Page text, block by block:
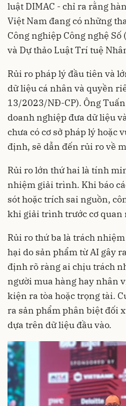
luật DIMAC - chỉ ra rằng
Việt Nam đang có những
Công nghiệp Công nghệ
và Dự thảo Luật Trí tuệ
Rủi ro pháp lý đầu tiên và
dữ liệu cá nhân và quyền
13/2023/NĐ-CP). Ông
doanh nghiệp đưa dữ liệu
chưa có cơ sở pháp lý hoặc
định, sẽ dẫn đến rủi ro về
Rủi ro lớn thứ hai là tính
nhiệm giải trình. Khi báo
sót hoặc trích sai nguồn,
khi giải trình trước cơ quan
Rủi ro thứ ba là trách
hại do sản phẩm từ AI gây
định rõ ràng ai chịu trách
người mua hàng hay nhân
kiện ra tòa hoặc trọng tài.
ra sản phẩm phân biệt đối
dựa trên dữ liệu đầu vào.